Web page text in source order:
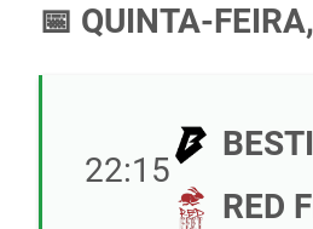
📅 QUINTA-
22:15
RED